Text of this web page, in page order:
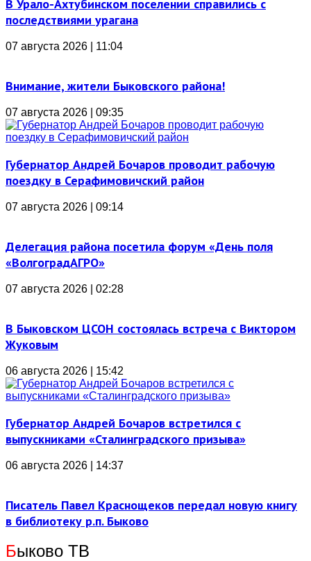
В Урало-Ахтубинском поселении справились с
последствиями урагана
07 августа 2026 | 11:04
Внимание, жители Быковского района!
07 августа 2026 | 09:35
Губернатор Андрей Бочаров проводит рабочую
поездку в Серафимовичский район
07 августа 2026 | 09:14
Делегация района посетила форум «День поля
«ВолгоградАГРО»
07 августа 2026 | 02:28
В Быковском ЦСОН состоялась встреча с Виктором
Жуковым
06 августа 2026 | 15:42
Губернатор Андрей Бочаров встретился с
выпускниками «Сталинградского призыва»
06 августа 2026 | 14:37
Писатель Павел Краснощеков передал новую книгу
в библиотеку р.п. Быково
Быково ТВ